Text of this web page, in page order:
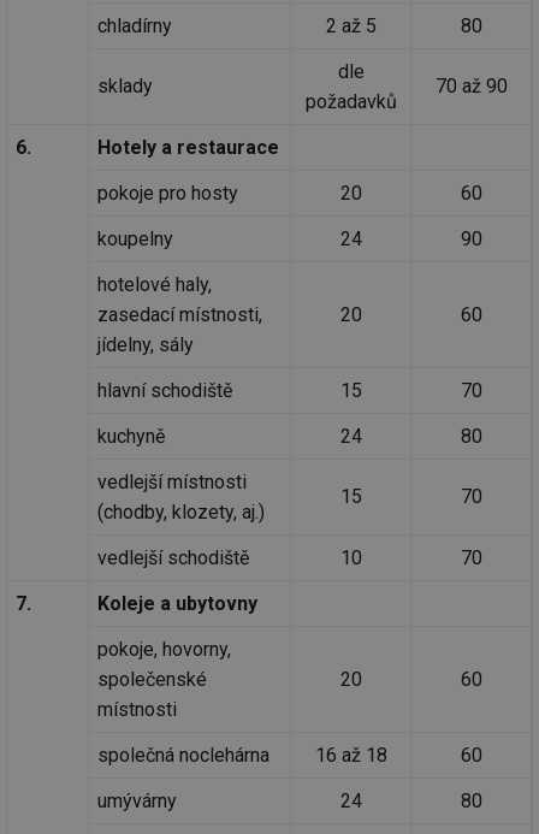
chladírny 2 až 5 80
sklady
dle
požadavků
70 až 90
6.
Hotely a restaurace
pokoje pro hosty
20
60
koupelny
24
90
hotelové haly,
zasedací místnosti,
jídelny, sály
20 60
hlavní schodiště 15
70
kuchyně
24
80
vedlejší místnosti
(chodby, klozety, aj.)
15 70
vedlejší schodiště 10
70
7.
Koleje a ubytovny
pokoje, hovorny,
společenské
místnosti
20 60
společná noclehárna 16 až 18
60
umývárny
24
80